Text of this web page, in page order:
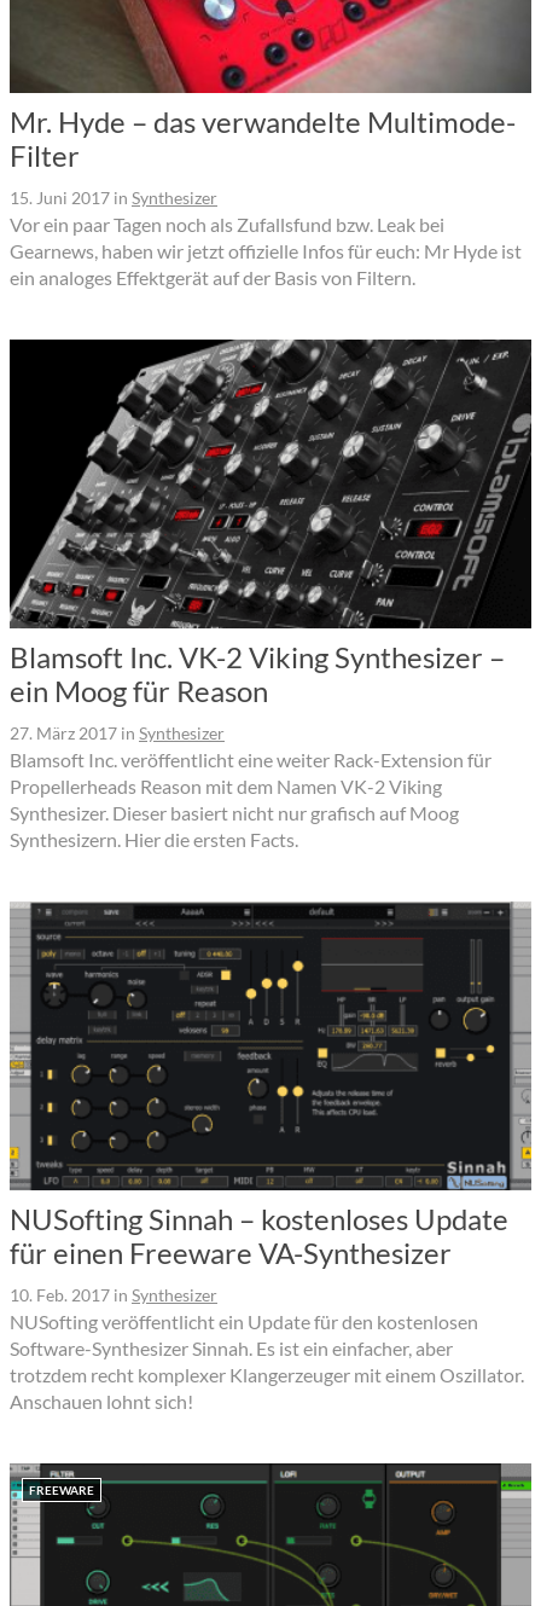
Mr. Hyde – das verwandelte Multimode-
Filter
15. Juni 2017 in Synthesizer
Vor ein paar Tagen noch als Zufallsfund bzw. Leak bei
Gearnews, haben wir jetzt offizielle Infos für euch: Mr Hyde ist
ein analoges Effektgerät auf der Basis von Filtern.
Blamsoft Inc. VK-2 Viking Synthesizer –
ein Moog für Reason
27. März 2017 in Synthesizer
Blamsoft Inc. veröffentlicht eine weiter Rack-Extension für
Propellerheads Reason mit dem Namen VK-2 Viking
Synthesizer. Dieser basiert nicht nur grafisch auf Moog
Synthesizern. Hier die ersten Facts.
NUSofting Sinnah – kostenloses Update
für einen Freeware VA-Synthesizer
10. Feb. 2017 in Synthesizer
NUSofting veröffentlicht ein Update für den kostenlosen
Software-Synthesizer Sinnah. Es ist ein einfacher, aber
trotzdem recht komplexer Klangerzeuger mit einem Oszillator.
Anschauen lohnt sich!
FREEWARE